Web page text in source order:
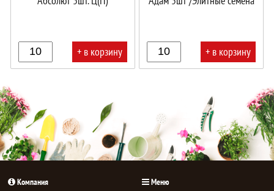
+ в корзину
корзине!
+ в корзину
Компания
Меню